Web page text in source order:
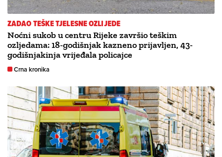
ZADAO TEŠKE TJELESNE OZLIJEDE
Noćni sukob u centru Rijeke završio teškim
ozljedama: 18-godišnjak kazneno prijavljen, 43-
godišnjakinja vrijeđala policajce
Crna kronika